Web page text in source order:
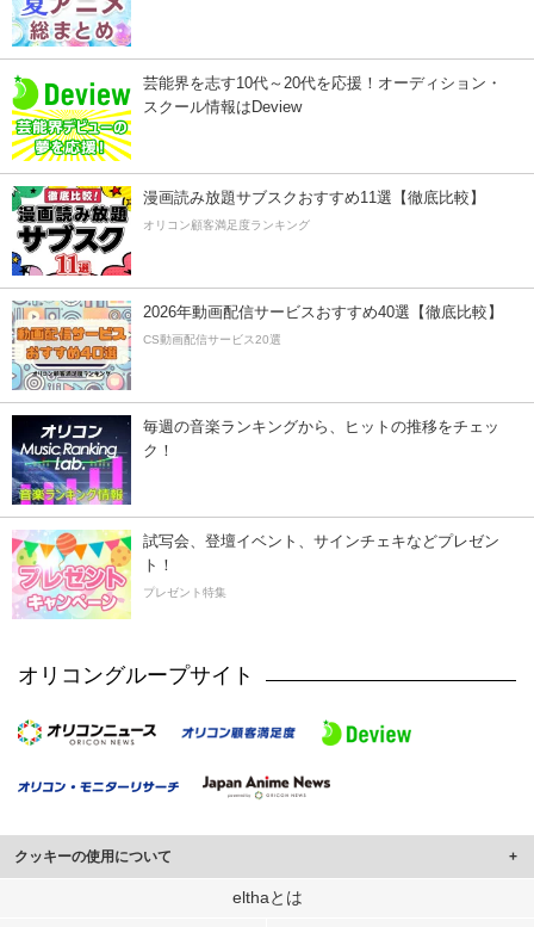
芸能界を志す10代～20代を応援！オーディション・
スクール情報はDeview
漫画読み放題サブスクおすすめ11選【徹底比較】
オリコン顧客満足度ランキング
2026年動画配信サービスおすすめ40選【徹底比較】
CS動画配信サービス20選
毎週の音楽ランキングから、ヒットの推移をチェッ
ク！
試写会、登壇イベント、サインチェキなどプレゼン
ト！
プレゼント特集
オリコングループサイト
クッキーの使用について
このサイトでは Cookie を使用して、ユーザーに合わせたコンテンツや広告の
elthaとは